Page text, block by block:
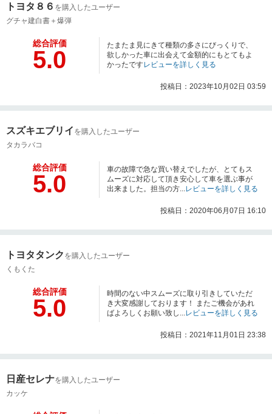
トヨタ８６ を購入したユーザー
グチャ建白書＋爆弾
総合評価
5.0
たまたま見にきて種類の多さにびっくりで、
欲しかった車に出会えて金額的にもとてもよ
かったですレビューを詳しく見る
投稿日：2023年10月02日 03:59
スズキエブリイ を購入したユーザー
タカラバコ
総合評価
5.0
車の故障で急な買い替えでしたが、とてもス
ムーズに対応して頂き安心して車を選ぶ事が
出来ました。担当の方... レビューを詳しく見る
投稿日：2020年06月07日 16:10
トヨタタンク を購入したユーザー
くもくた
総合評価
5.0
時間のない中スムーズに取り引きしていただ
き大変感謝しております！ またご機会があれ
ばよろしくお願い致し... レビューを詳しく見る
投稿日：2021年11月01日 23:38
日産セレナを購入したユーザー
カッケ